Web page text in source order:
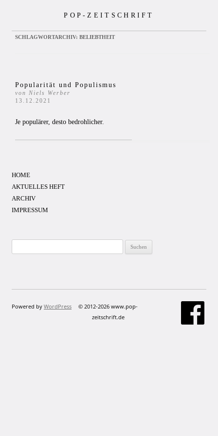
POP-ZEITSCHRIFT
SCHLAGWORTARCHIV: BELIEBTHEIT
Popularität und Populismus
von Niels Werber
13.12.2021
Je populärer, desto bedrohlicher.
HOME
AKTUELLES HEFT
ARCHIV
IMPRESSUM
nach:
Powered by WordPress
© 2012-2026 www.pop-
zeitschrift.de